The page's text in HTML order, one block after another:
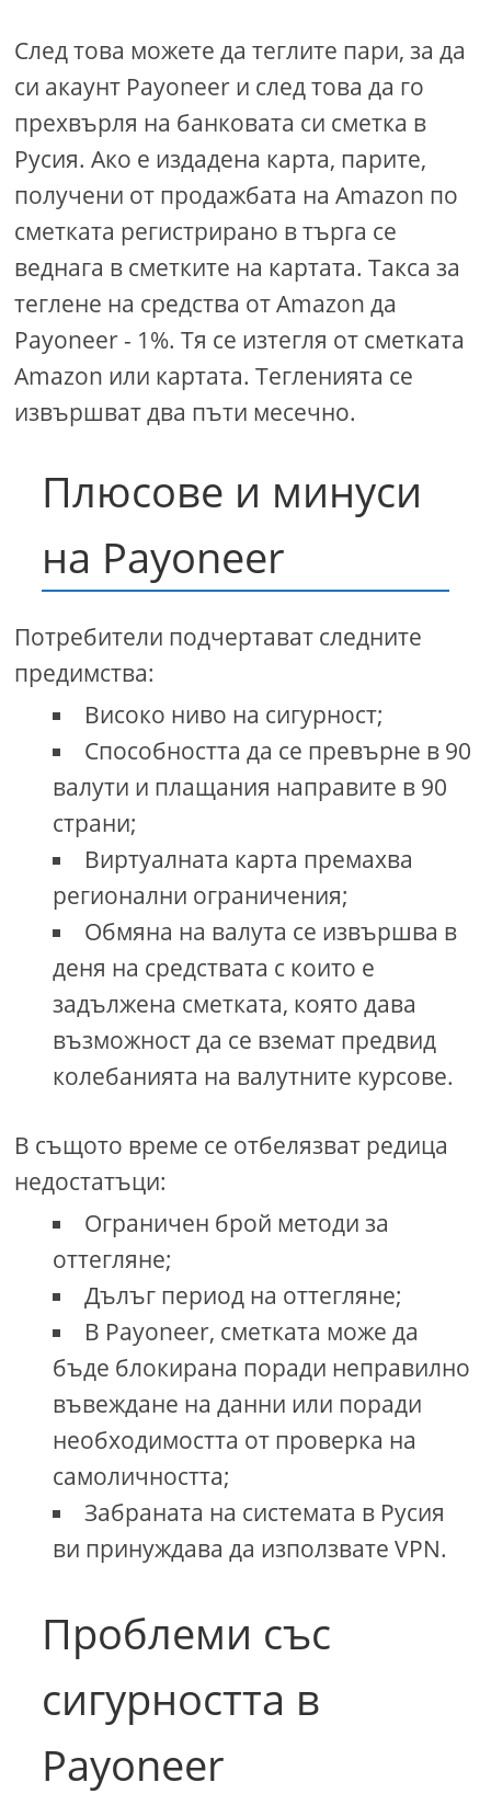
След това можете да теглите пари, за да
си акаунт Payoneer и след това да го
прехвърля на банковата си сметка в
Русия. Ако е издадена карта, парите,
получени от продажбата на Amazon по
сметката регистрирано в търга се
веднага в сметките на картата. Такса за
теглене на средства от Amazon да
Payoneer - 1%. Тя се изтегля от сметката
Amazon или картата. Тегленията се
извършват два пъти месечно.
Плюсове и минуси
на Payoneer
Потребители подчертават следните
предимства:
Високо ниво на сигурност;
Способността да се превърне в 90
валути и плащания направите в 90
страни;
Виртуалната карта премахва
регионални ограничения;
Обмяна на валута се извършва в
деня на средствата с които е
задължена сметката, която дава
възможност да се вземат предвид
колебанията на валутните курсове.
В същото време се отбелязват редица
недостатъци:
Ограничен брой методи за
оттегляне;
Дълъг период на оттегляне;
В Payoneer, сметката може да
бъде блокирана поради неправилно
въвеждане на данни или поради
необходимостта от проверка на
самоличността;
Забраната на системата в Русия
ви принуждава да използвате VPN.
Проблеми със
сигурността в
Payoneer